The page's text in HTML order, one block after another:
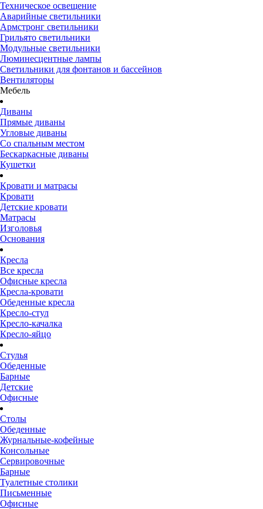
Техническое освещение
Аварийные светильники
Армстронг светильники
Грильято светильники
Модульные светильники
Люминесцентные лампы
Светильники для фонтанов и бассейнов
Вентиляторы
Мебель
Диваны
Прямые диваны
Угловые диваны
Со спальным местом
Бескаркасные диваны
Кушетки
Кровати и матрасы
Кровати
Детские кровати
Матрасы
Изголовья
Основания
Кресла
Все кресла
Офисные кресла
Кресла-кровати
Обеденные кресла
Кресло-стул
Кресло-качалка
Кресло-яйцо
Стулья
Обеденные
Барные
Детские
Офисные
Столы
Обеденные
Журнальные-кофейные
Консольные
Сервировочные
Барные
Туалетные столики
Письменные
Офисные